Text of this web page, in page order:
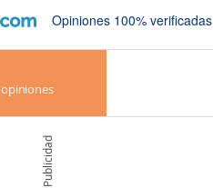
Opiniones 100% verificadas
opiniones
Publicidad